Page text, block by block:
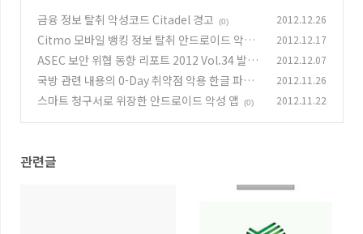
금융 정보 탈취 악성코드 Citadel 경고
(0) 2012.12.26
Citmo 모바일 뱅킹 정보 탈취 안드로이드 악성
코드
(0)
2012.12.17
ASEC 보안 위협 동향 리포트 2012 Vol.34 발간
(0)
2012.12.07
국방 관련 내용의 0-Day 취약점 악용 한글 파일
(0)
2012.11.26
스마트 청구서로 위장한 안드로이드 악성 앱 (0) 2012.11.22
관련글